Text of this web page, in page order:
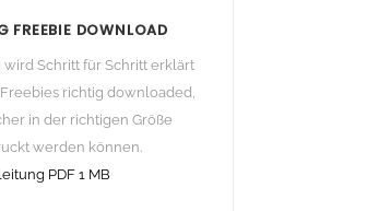
FREEBIE DOWNLOAD
wird Schritt für Schritt erklärt
richtig downloaded,
in der richtigen Größe
werden können.
PDF 1 MB